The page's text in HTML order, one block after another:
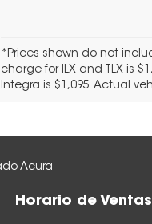
*Prices shown do not
charge for ILX and TLX is
Integra is $1,095. Actual
Acura
Horario de Ventas